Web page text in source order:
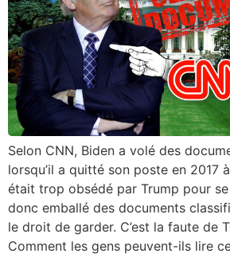
Selon CNN, Biden a volé des
lorsqu’il a quitté son poste en 2017
était trop obsédé par Trump pour
donc emballé des documents
le droit de garder. C’est la faute de
Comment les gens peuvent-ils lire